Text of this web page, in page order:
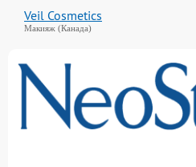
Veil Cosmetics
Макияж (Канада)